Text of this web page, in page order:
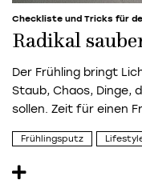
Checkliste und Tricks für
Radikal
Der Frühling bringt
Staub, Chaos, Dinge,
sollen. Zeit für einen
Frühlingsputz